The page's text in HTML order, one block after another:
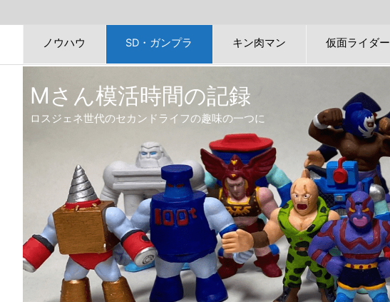
ノウハウ SD・ガンプラ キン肉マン 仮面ライダー
Mさん模活時間の記録
ロスジェネ世代のセカンドライフの趣味の一つに